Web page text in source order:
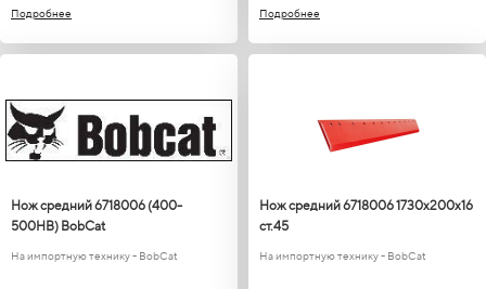
Подробнее Подробнее
Нож средний 6718006 (400-
500HB) BobCat
На импортную технику - BobCat
Нож средний 6718006 1730х200х16
ст.45
На импортную технику - BobCat